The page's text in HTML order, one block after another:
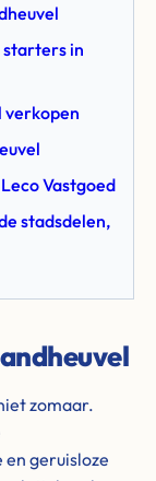
starters in
verkopen
Vastgoed
stadsdelen,
zomaar.
geruisloze